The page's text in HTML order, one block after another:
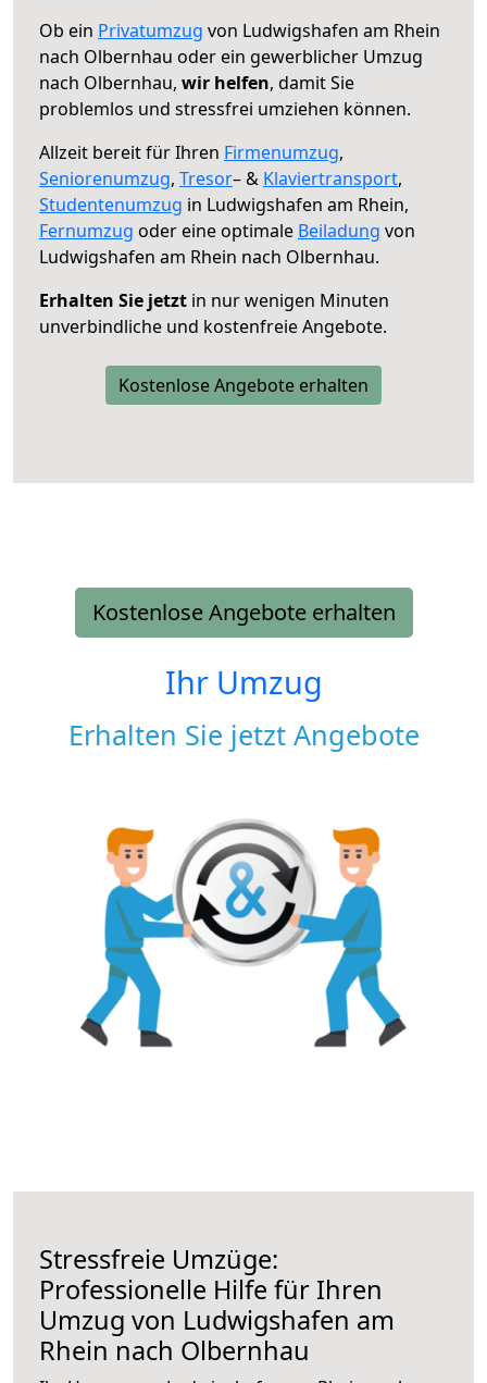
Ob ein Privatumzug von Ludwigshafen am Rhein
nach Olbernhau oder ein gewerblicher Umzug
nach Olbernhau, wir helfen, damit Sie
problemlos und stressfrei umziehen können.
Allzeit bereit für Ihren Firmenumzug,
Seniorenumzug, Tresor– & Klaviertransport,
Studentenumzug in Ludwigshafen am Rhein,
Fernumzug oder eine optimale Beiladung von
Ludwigshafen am Rhein nach Olbernhau.
Erhalten Sie jetzt in nur wenigen Minuten
unverbindliche und kostenfreie Angebote.
Kostenlose Angebote erhalten
Kostenlose Angebote erhalten
Ihr Umzug
Erhalten Sie jetzt Angebote
Stressfreie Umzüge:
Professionelle Hilfe für Ihren
Umzug von Ludwigshafen am
Rhein nach Olbernhau